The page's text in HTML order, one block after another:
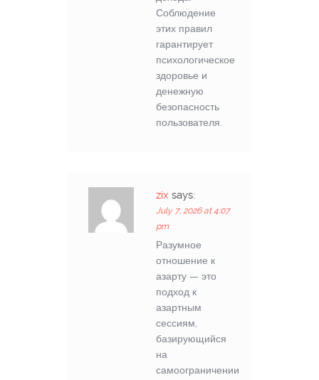
Соблюдение
этих правил
гарантирует
психологическое
здоровье и
денежную
безопасность
пользователя.
zix says:
July 7, 2026 at 4:07
pm
Разумное
отношение к
азарту — это
подход к
азартным
сессиям,
базирующийся
на
самоограничении